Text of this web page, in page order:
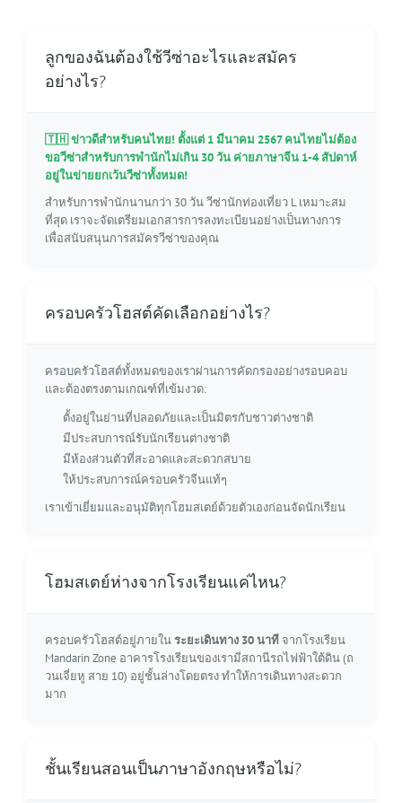
ลูกของฉันต้องใช้วีซ่าอะไรและสมัคร
อย่างไร?
🇹🇭 ข่าวดีสำหรับคนไทย! ตั้งแต่ 1 มีนาคม 2567 คนไทยไม่ต้อง
ขอวีซ่าสำหรับการพำนักไม่เกิน 30 วัน ค่ายภาษาจีน 1-4 สัปดาห์
อยู่ในข่ายยกเว้นวีซ่าทั้งหมด!
สำหรับการพำนักนานกว่า 30 วัน วีซ่านักท่องเที่ยว L เหมาะสม
ที่สุด เราจะจัดเตรียมเอกสารการลงทะเบียนอย่างเป็นทางการ
เพื่อสนับสนุนการสมัครวีซ่าของคุณ
ครอบครัวโฮสต์คัดเลือกอย่างไร?
ครอบครัวโฮสต์ทั้งหมดของเราผ่านการคัดกรองอย่างรอบคอบ
และต้องตรงตามเกณฑ์ที่เข้มงวด:
ตั้งอยู่ในย่านที่ปลอดภัยและเป็นมิตรกับชาวต่างชาติ
มีประสบการณ์รับนักเรียนต่างชาติ
มีห้องส่วนตัวที่สะอาดและสะดวกสบาย
ให้ประสบการณ์ครอบครัวจีนแท้ๆ
เราเข้าเยี่ยมและอนุมัติทุกโฮมสเตย์ด้วยตัวเองก่อนจัดนักเรียน
โฮมสเตย์ห่างจากโรงเรียนแค่ไหน?
ครอบครัวโฮสต์อยู่ภายในระยะเดินทาง 30 นาทีจากโรงเรียน
Mandarin Zone อาคารโรงเรียนของเรามีสถานีรถไฟฟ้าใต้ดิน (ถ
วนเจี่ยหู สาย 10) อยู่ชั้นล่างโดยตรง ทำให้การเดินทางสะดวก
มาก
ชั้นเรียนสอนเป็นภาษาอังกฤษหรือไม่?